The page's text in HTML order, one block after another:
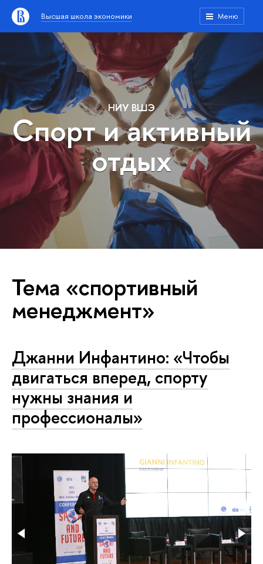
Высшая школа экономики Меню
НИУ ВШЭ
Спорт и активный
отдых
Тема «спортивный
менеджмент»
Джанни Инфантино: «Чтобы
двигаться вперед, спорту
нужны знания и
профессионалы»